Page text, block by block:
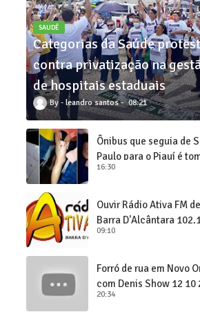
SAUDÊ
Categorias da Saúde
contra privatização na
de hospitais estaduais
leandro santos 08:21
Ônibus que seguia de
Paulo para o Piauí é
de assalto
16:30
Ouvir Rádio Ativa FM de
Barra D'Alcântara
09:10
Forró de rua em Novo
com Denis Show 12 10
20:34